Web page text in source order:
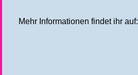
Mehr Informationen findet ihr auf: